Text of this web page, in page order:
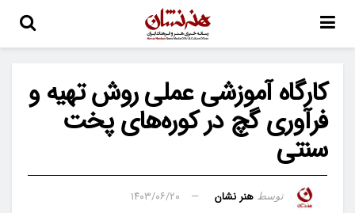
کارگاه آموزشی عملی روش تهیه و
فرآوری گچ در کوره‌های پخت
سنتی
توسط هنر نشان ۱۴۰۳/۰۶/۲۰